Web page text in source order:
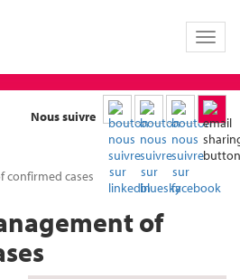
Toggle
Nous suivre
confirmed cases
of